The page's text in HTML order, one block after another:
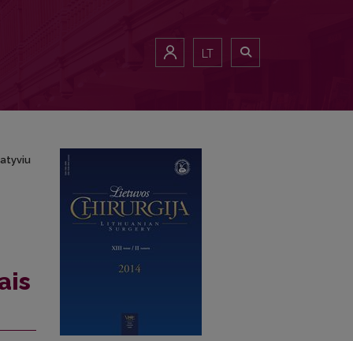
LT